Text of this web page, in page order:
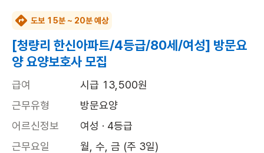
도보 15분 ~ 20분 예상
[청량리 한신아파트/4등급/80세/여성] 방문요
양 요양보호사 모집
급여
시급 13,500원
근무유형
방문요양
어르신정보
여성 · 4등급
근무요일
월, 수, 금 (주 3일)